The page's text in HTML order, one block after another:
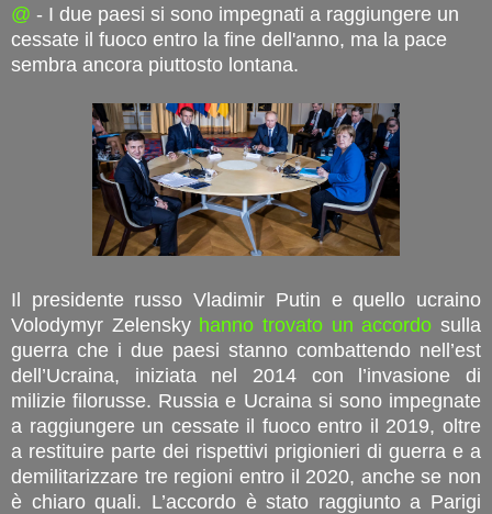
@ - I due paesi si sono impegnati a raggiungere un
cessate il fuoco entro la fine dell'anno, ma la pace
sembra ancora piuttosto lontana.
Il presidente russo Vladimir Putin e quello ucraino
Volodymyr Zelensky hanno trovato un accordo sulla
guerra che i due paesi stanno combattendo nell’est
dell’Ucraina, iniziata nel 2014 con l’invasione di
milizie filorusse. Russia e Ucraina si sono impegnate
a raggiungere un cessate il fuoco entro il 2019, oltre
a restituire parte dei rispettivi prigionieri di guerra e a
demilitarizzare tre regioni entro il 2020, anche se non
è chiaro quali. L’accordo è stato raggiunto a Parigi